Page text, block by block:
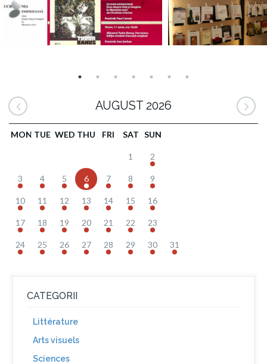
AUGUST 2026
MON TUE WED THU FRI SAT SUN
1 2
3 4 5 6 7 8 9
10 11 12 13 14 15 16
17 18 19 20 21 22 23
24 25 26 27 28 29 30 31
CATEGORII
Littérature
Arts visuels
Sciences